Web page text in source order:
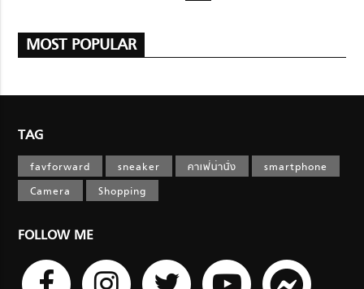
MOST POPULAR
TAG
favforward sneaker คาเฟ่น่านั่ง
smartphone
Camera
Shopping
FOLLOW ME